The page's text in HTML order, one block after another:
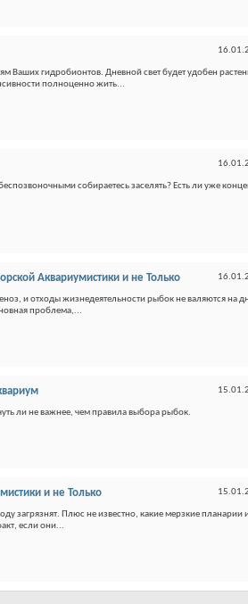
Ваших гидробионтов. Дневной свет будет удобен
полноценно жить...
собираетесь заселять? Есть ли уже
Аквариумистики и не Только
и отходы жизнедеятельности рыбок не валяются на
проблема,...
ли не важнее, чем правила выбора рыбок.
и не Только
загрязнят. Плюс не известно, какие мерзкие планарии
если они...